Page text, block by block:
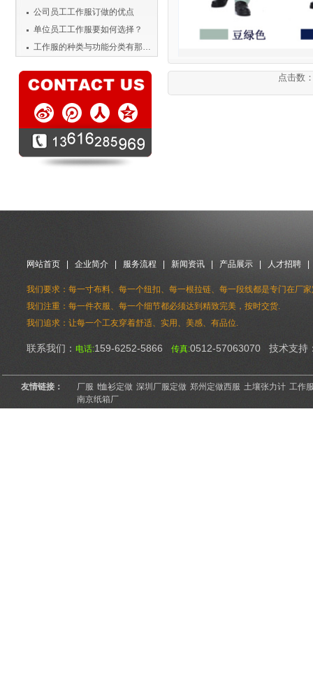
公司员工工作服订做的优点
单位员工工作服要如何选择？
工作服的种类与功能分类有那些？
点击数
网站首页 企业简介 服务流程 新闻资讯 产品展示 人才招聘
我们要求：每一寸布料、每一个纽扣、每一根拉链、每一段线都是专门在厂
我们注重：每一件衣服、每一个细节都必须达到精致完美，按时交货.
我们追求：让每一个工友穿着舒适、实用、美感、有品位.
联系我们： 电话:159-6252-5866 传真:0512-57063070 技术支持
友情链接： 厂服 t恤衫定做 深圳厂服定做 郑州定做西服 土壤张力计 工作
南京纸箱厂